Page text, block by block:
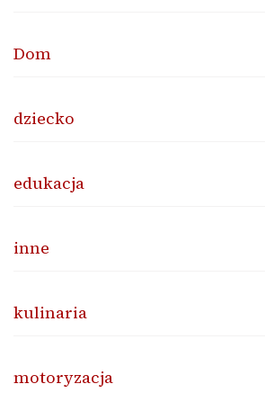
Dom
dziecko
edukacja
inne
kulinaria
motoryzacja